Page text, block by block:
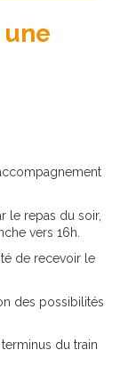
le repas du soir,
vers 16h.
de recevoir le
des possibilités
du train